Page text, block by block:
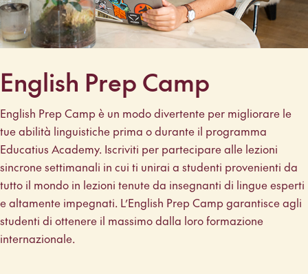
English Prep Camp
English Prep Camp è un modo divertente per migliorare le
tue abilità linguistiche prima o durante il programma
Educatius Academy. Iscriviti per partecipare alle lezioni
sincrone settimanali in cui ti unirai a studenti provenienti da
tutto il mondo in lezioni tenute da insegnanti di lingue esperti
e altamente impegnati. L’English Prep Camp garantisce agli
studenti di ottenere il massimo dalla loro formazione
internazionale.